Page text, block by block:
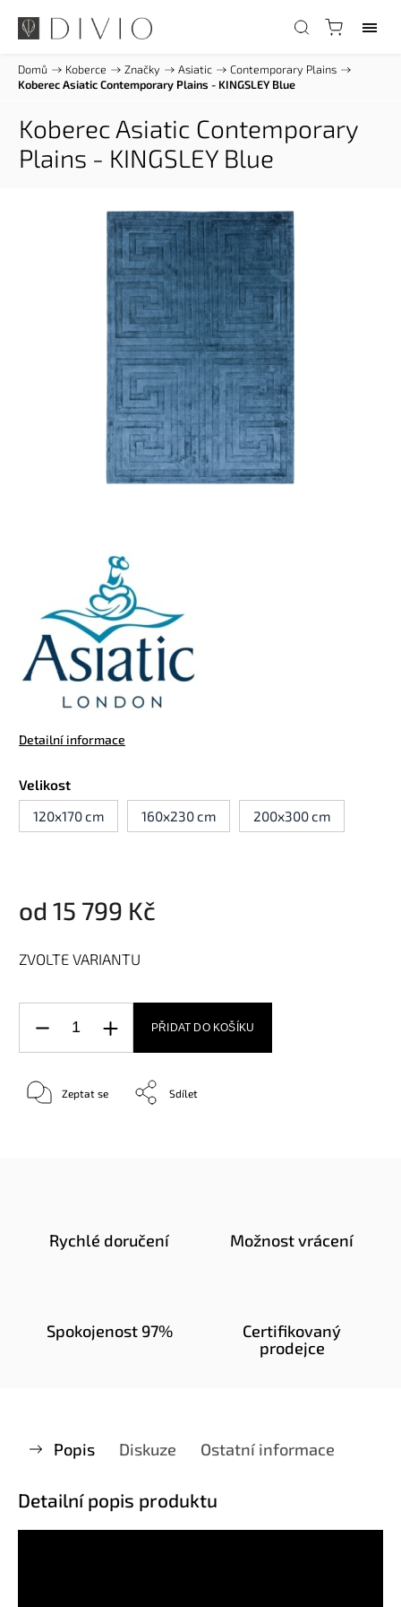
Domů / Koberce / Značky / Asiatic / Contemporary Plains /
Koberec Asiatic Contemporary Plains - KINGSLEY Blue
Koberec Asiatic Contemporary
Plains - KINGSLEY Blue
Detailní informace
Velikost
120x170 cm
160x230 cm 200x300 cm
od 15 799 Kč
ZVOLTE VARIANTU
PŘIDAT DO KOŠÍKU
Zeptat se Sdílet
Rychlé doručení Možnost vrácení
Spokojenost 97%
Certifikovaný
prodejce
Popis Diskuze Ostatní informace
Detailní popis produktu